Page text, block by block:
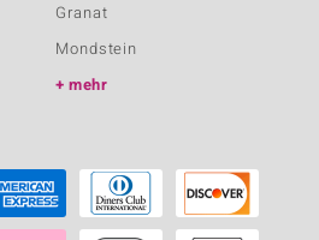
Granat
Mondstein
mehr